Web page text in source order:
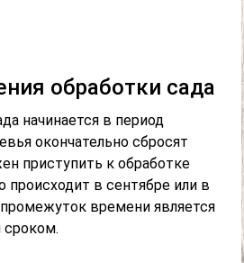
обработки сада
начинается в период
окончательно сбросят
приступить к обработке
происходит в сентябре или в
времени является